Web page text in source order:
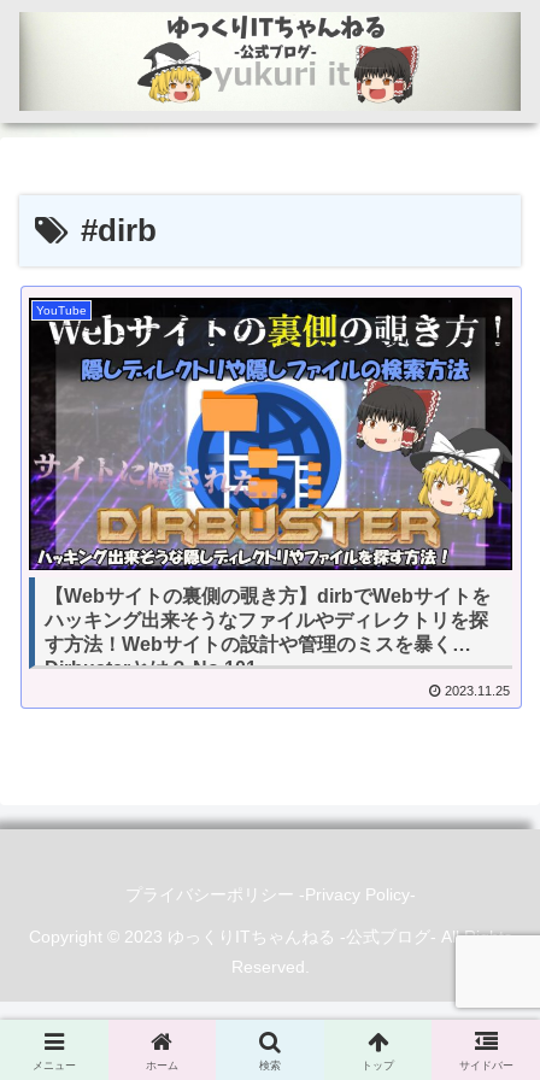
#dirb
YouTube
【Webサイトの裏側の覗き方】dirbでWebサイトを
ハッキング出来そうなファイルやディレクトリを探
す方法！Webサイトの設計や管理のミスを暴く
Dirbusterとは？ No.101
2023.11.25
プライバシーポリシー -Privacy Policy-
Copyright © 2023 ゆっくりITちゃんねる -公式ブログ- All Rights
Reserved.
メニュー ホーム 検索 トップ サイドバー